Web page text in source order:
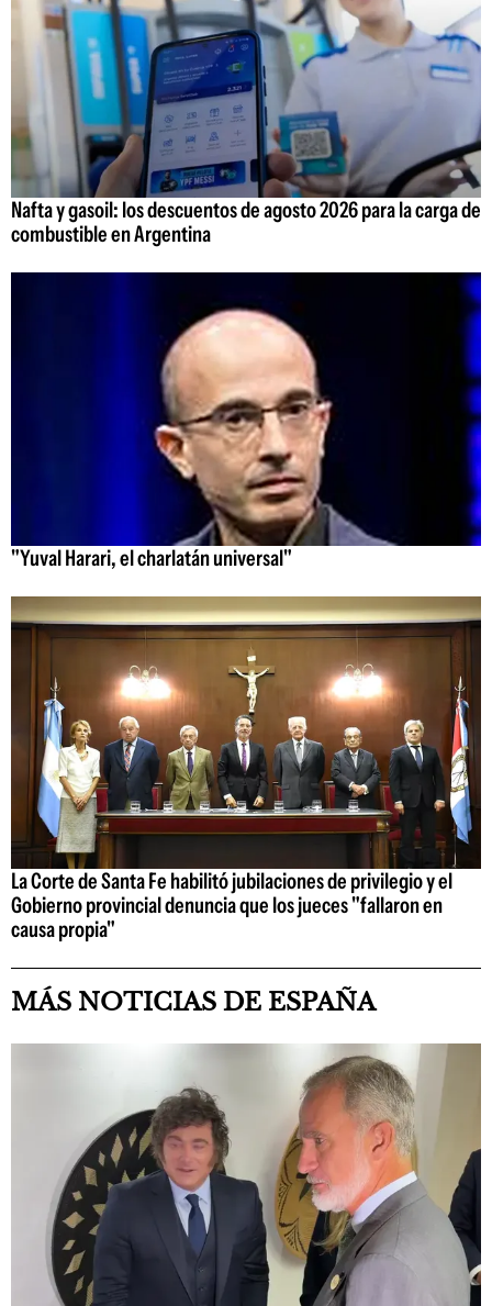
Nafta y gasoil: los descuentos de agosto 2026 para la carga de
combustible en Argentina
"Yuval Harari, el charlatán universal"
La Corte de Santa Fe habilitó jubilaciones de privilegio y el
Gobierno provincial denuncia que los jueces "fallaron en
causa propia"
MÁS NOTICIAS DE ESPAÑA